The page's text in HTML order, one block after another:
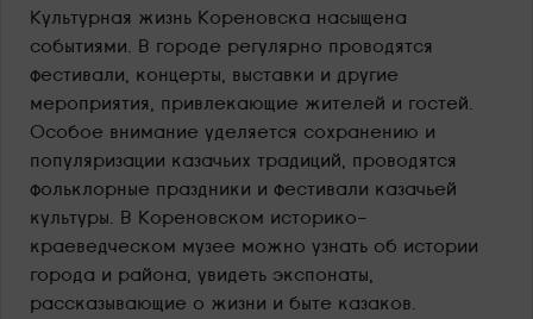
Культурная жизнь Кореновска насыщена
событиями. В городе регулярно проводятся
фестивали, концерты, выставки и другие
мероприятия, привлекающие жителей и гостей.
Особое внимание уделяется сохранению и
популяризации казачьих традиций, проводятся
фольклорные праздники и фестивали казачьей
культуры. В Кореновском историко-
краеведческом музее можно узнать об истории
города и района, увидеть экспонаты,
рассказывающие о жизни и быте казаков.